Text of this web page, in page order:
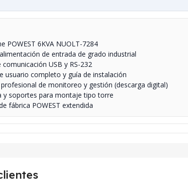
POWEST 6KVA NUOLT-7284
de entrada de grado industrial
comunicación USB y RS-232
usuario completo y guía de instalación
de monitoreo y gestión (descarga digital)
y soportes para montaje tipo torre
fábrica POWEST extendida